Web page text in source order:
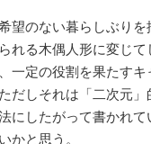
望のない暮らしぶり
れる木偶人形に変じ
一定の役割を果たす
だしそれは「二次元
にしたがって書かれ
かと思う。